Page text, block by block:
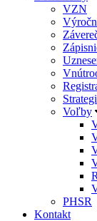
VZN
Voľby
PHSR
Kontakt